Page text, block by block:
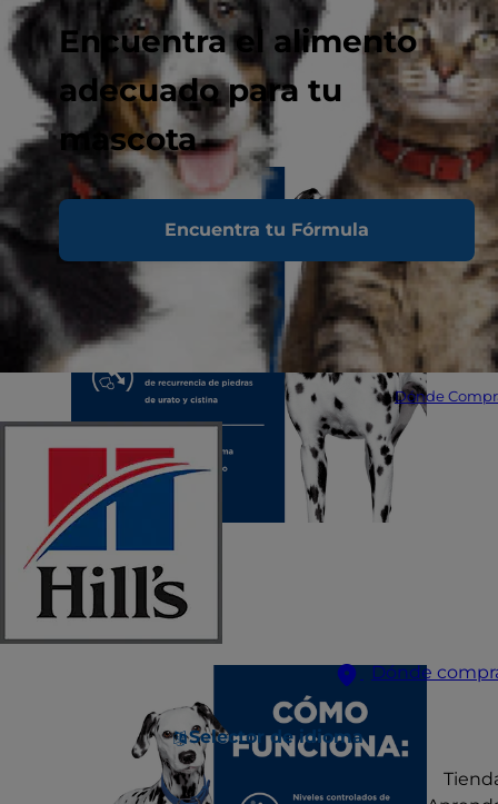
Encuentra el alimento
adecuado para tu
mascota
Encuentra tu Fórmula
Dónde
Dónde
Selector de idioma